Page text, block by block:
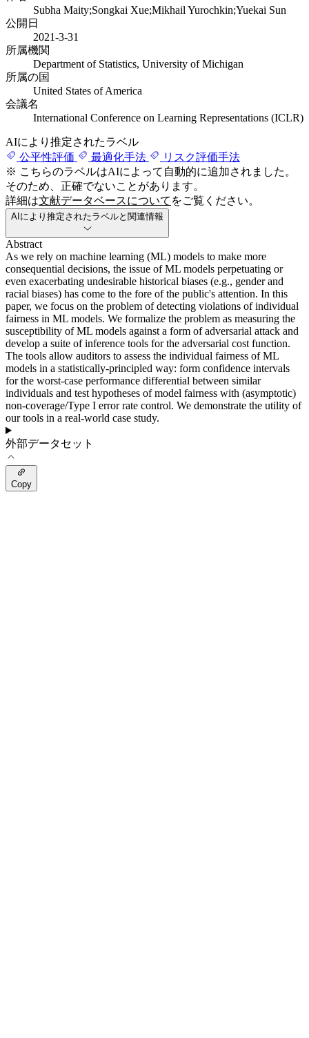
Subha Maity;Songkai Xue;Mikhail Yurochkin;Yuekai Sun
公開日
2021-3-31
所属機関
Department of Statistics, University of Michigan
所属の国
United States of America
会議名
International Conference on Learning Representations (ICLR)
AIにより推定されたラベル
公平性評価
最適化手法
リスク評価手法
※ こちらのラベルはAIによって自動的に追加されました。
そのため、正確でないことがあります。
詳細は文献データベースについて をご覧ください。
AIにより推定されたラベルと関連情報
Abstract
As we rely on machine learning (ML) models to make more
consequential decisions, the issue of ML models perpetuating or
even exacerbating undesirable historical biases (e.g., gender and
racial biases) has come to the fore of the public's attention. In this
paper, we focus on the problem of detecting violations of individual
fairness in ML models. We formalize the problem as measuring the
susceptibility of ML models against a form of adversarial attack and
develop a suite of inference tools for the adversarial cost function.
The tools allow auditors to assess the individual fairness of ML
models in a statistically-principled way: form confidence intervals
for the worst-case performance differential between similar
individuals and test hypotheses of model fairness with (asymptotic)
non-coverage/Type I error rate control. We demonstrate the utility of
our tools in a real-world case study.
外部データセット
Copy